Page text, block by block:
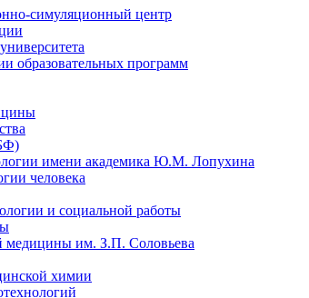
симуляционный центр
образовательных программ
имени академика Ю.М. Лопухина
человека
и социальной работы
медицины им. З.П. Соловьева
химии